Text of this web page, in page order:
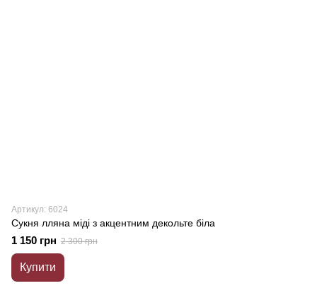
Артикул: 6024
Сукня лляна міді з акцентним декольте біла
1 150 грн 2 300 грн
Купити